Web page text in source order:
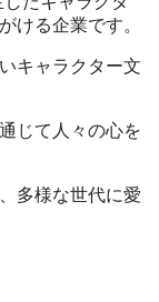
ける企業です。
キャラクター文
じて人々の心を
多様な世代に愛